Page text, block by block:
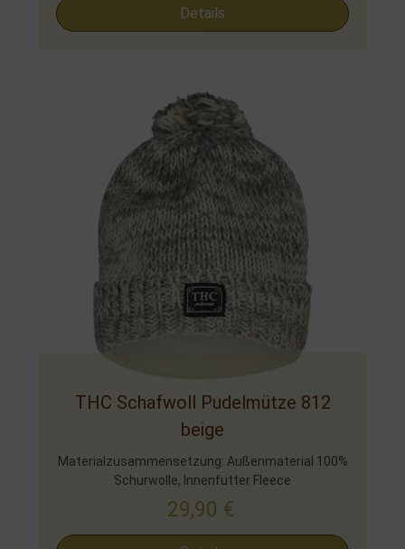
Details
THC Schafwoll Pudelmütze 812
beige
Materialzusammensetzung: Außenmaterial 100%
Schurwolle, Innenfutter Fleece
29,90 €